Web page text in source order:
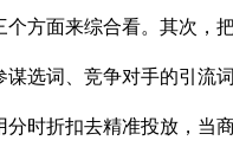
面来综合看。其次，
词、竞争对手的引流
折扣去精准投放，当